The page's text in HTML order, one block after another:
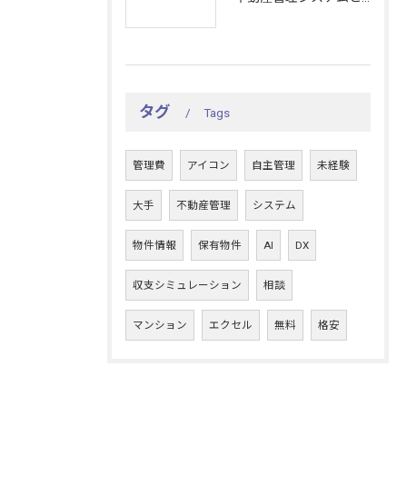
タグ Tags
管理費 アイコン 自主管理 未経験
大手 不動産管理 システム
物件情報 保有物件 AI DX
収支シミュレーション 相談
マンション エクセル 無料 格安